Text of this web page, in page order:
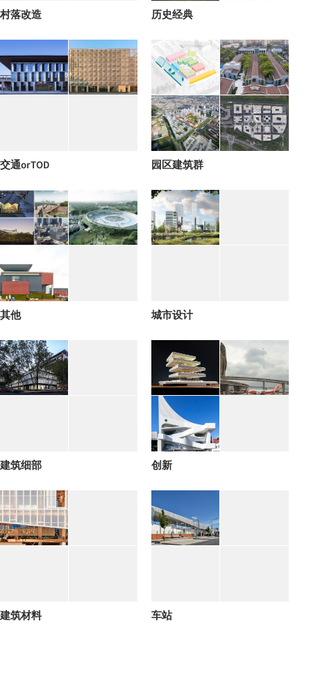
村落改造 历史经典
交通orTOD 园区建筑群
其他 城市设计
建筑细部 创新
建筑材料 车站